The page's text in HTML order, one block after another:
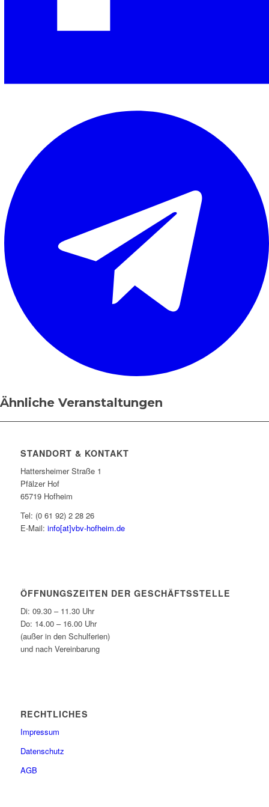
Ähnliche Veranstaltungen
STANDORT & KONTAKT
Hattersheimer Straße 1
Pfälzer Hof
65719 Hofheim
Tel: (0 61 92) 2 28 26
E-Mail: info[at]vbv-hofheim.de
ÖFFNUNGSZEITEN DER GESCHÄFTSSTELLE
Di: 09.30 – 11.30 Uhr
Do: 14.00 – 16.00 Uhr
(außer in den Schulferien)
und nach Vereinbarung
RECHTLICHES
Impressum
Datenschutz
AGB